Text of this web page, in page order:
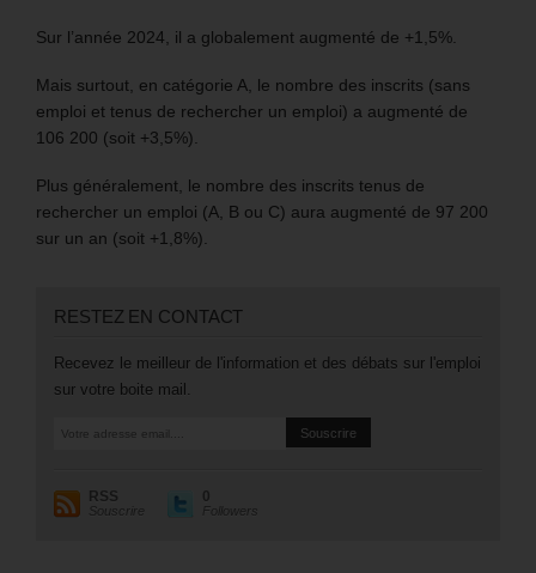
Sur l’année 2024, il a globalement augmenté de +1,5%.
Mais surtout, en catégorie A, le nombre des inscrits (sans
emploi et tenus de rechercher un emploi) a augmenté de
106 200 (soit +3,5%).
Plus généralement, le nombre des inscrits tenus de
rechercher un emploi (A, B ou C) aura augmenté de 97 200
sur un an (soit +1,8%).
RESTEZ EN CONTACT
Recevez le meilleur de l'information et des débats sur l'emploi
sur votre boite mail.
RSS
Souscrire
0
Followers